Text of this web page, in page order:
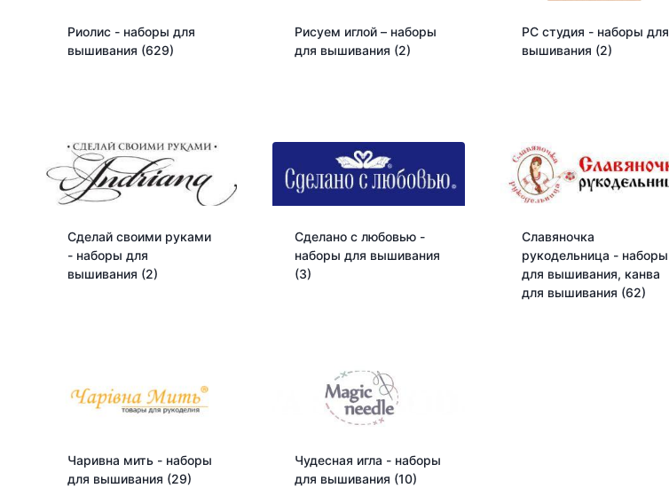
Риолис - наборы для
вышивания (629)
Рисуем иглой – наборы
для вышивания (2)
РС студия - наборы для
вышивания (2)
Сделай своими руками
- наборы для
вышивания (2)
Сделано с любовью -
наборы для вышивания
(3)
Славяночка
рукодельница - наборы
для вышивания, канва
для вышивания (62)
Чаривна мить - наборы
для вышивания (29)
Чудесная игла - наборы
для вышивания (10)